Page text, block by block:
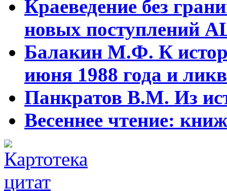
Краеведение без
новых поступлений
Балакин М.Ф. К
июня 1988 года и
Панкратов В.М. Из
Весеннее чтение: